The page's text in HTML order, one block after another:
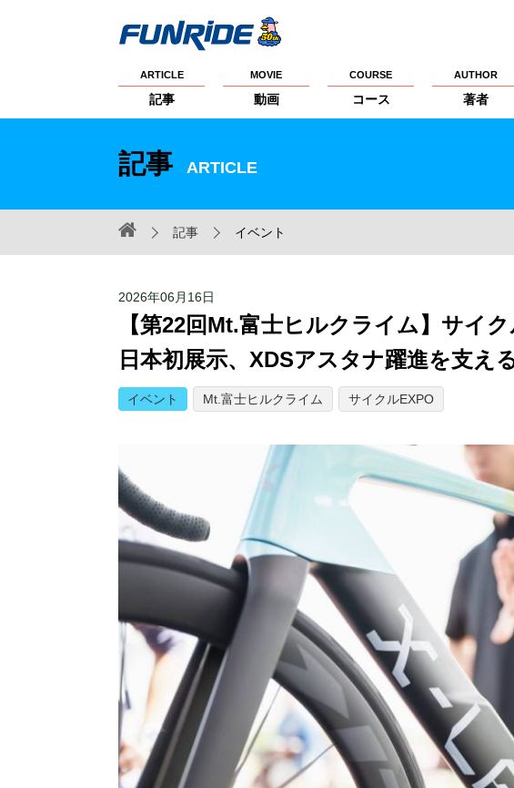
ARTICLE
記事
MOVIE
動画
COURSE
コース
AUTHOR
著者
記事 ARTICLE
記事 イベント
2026年06月16日
【第22回Mt.富士ヒルクライム】サ
日本初展示、XDSアスタナ躍進を支え
イベント Mt.富士ヒルクライム サイクルEXPO